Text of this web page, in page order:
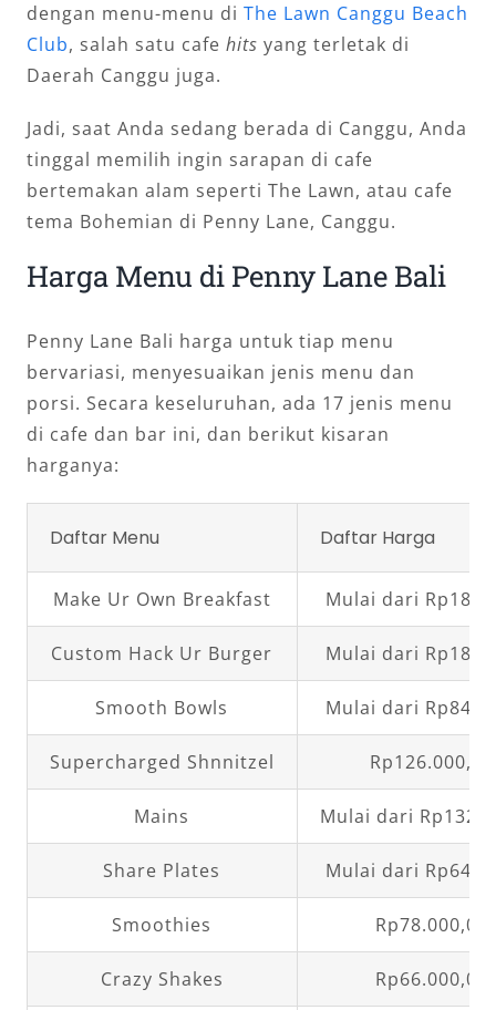
dengan menu-menu di The Lawn Canggu Beach
Club, salah satu cafe hits yang terletak di
Daerah Canggu juga.
Jadi, saat Anda sedang berada di Canggu, Anda
tinggal memilih ingin sarapan di cafe
bertemakan alam seperti The Lawn, atau cafe
tema Bohemian di Penny Lane, Canggu.
Harga Menu di Penny Lane Bali
Penny Lane Bali harga untuk tiap menu
bervariasi, menyesuaikan jenis menu dan
porsi. Secara keseluruhan, ada 17 jenis menu
di cafe dan bar ini, dan berikut kisaran
harganya:
Daftar Menu Daftar Harga
Make Ur Own Breakfast Mulai dari
Custom Hack Ur Burger Mulai dari
Smooth Bowls Mulai dari
Supercharged Shnnitzel Rp126.000,00
Mains Mulai dari
Share Plates Mulai dari
Smoothies Rp78.000,00
Crazy Shakes Rp66.000,00